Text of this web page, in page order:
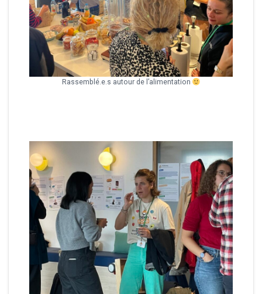
Rassemblé.e.s autour de l’alimentation